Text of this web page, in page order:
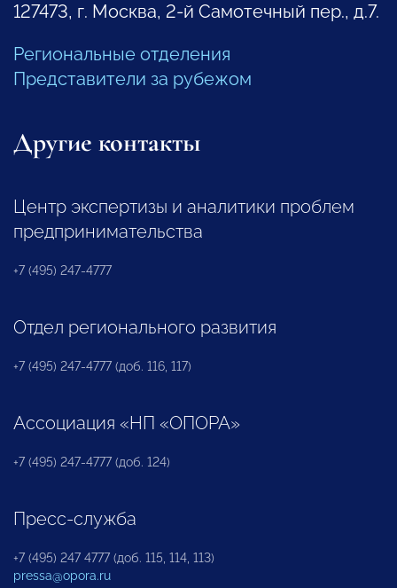
127473, г. Москва, 2-й Самотечный пер., д.7.
Региональные отделения
Представители за рубежом
Другие контакты
Центр экспертизы и аналитики проблем
предпринимательства
+7 (495) 247-4777
Отдел регионального развития
+7 (495) 247-4777 (доб. 116, 117)
Ассоциация «НП «ОПОРА»
+7 (495) 247-4777 (доб. 124)
Пресс-служба
+7 (495) 247 4777 (доб. 115, 114, 113)
pressa@opora.ru